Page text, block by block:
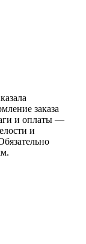
заказа
и оплаты —
и